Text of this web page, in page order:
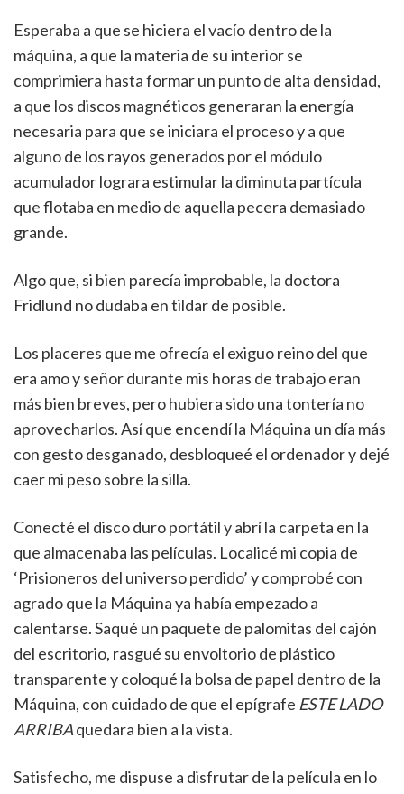
Esperaba a que se hiciera el vacío dentro de la
máquina, a que la materia de su interior se
comprimiera hasta formar un punto de alta densidad,
a que los discos magnéticos generaran la energía
necesaria para que se iniciara el proceso y a que
alguno de los rayos generados por el módulo
acumulador lograra estimular la diminuta partícula
que flotaba en medio de aquella pecera demasiado
grande.
Algo que, si bien parecía improbable, la doctora
Fridlund no dudaba en tildar de posible.
Los placeres que me ofrecía el exiguo reino del que
era amo y señor durante mis horas de trabajo eran
más bien breves, pero hubiera sido una tontería no
aprovecharlos. Así que encendí la Máquina un día más
con gesto desganado, desbloqueé el ordenador y dejé
caer mi peso sobre la silla.
Conecté el disco duro portátil y abrí la carpeta en la
que almacenaba las películas. Localicé mi copia de
‘Prisioneros del universo perdido’ y comprobé con
agrado que la Máquina ya había empezado a
calentarse. Saqué un paquete de palomitas del cajón
del escritorio, rasgué su envoltorio de plástico
transparente y coloqué la bolsa de papel dentro de la
Máquina, con cuidado de que el epígrafe ESTE LADO
ARRIBAquedara bien a la vista.
Satisfecho, me dispuse a disfrutar de la película en lo